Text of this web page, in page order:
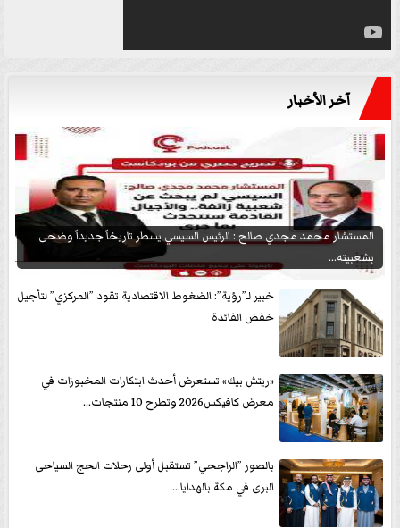
آخر الأخبار
المستشار محمد مجدي صالح : الرئيس السيسي يسطر تاريخاً جديداً وضحى
بشعبيته...
خبير لـ”رؤية”: الضغوط الاقتصادية تقود ”المركزي” لتأجيل
خفض الفائدة
«ريتش بيك» تستعرض أحدث ابتكارات المخبوزات في
معرض كافيكس2026 وتطرح 10 منتجات...
بالصور ”الراجحي” تستقبل أولى رحلات الحج السياحى
البرى في مكة بالهدايا...